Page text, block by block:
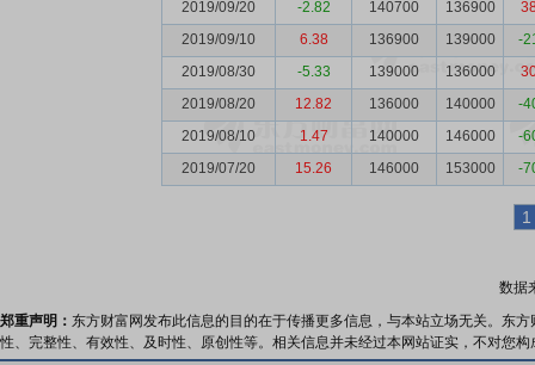
2019/09/20
-2.82 140700 136900
2019/09/10
6.38 136900 139000
-
2019/08/30
-5.33 139000 136000
2019/08/20
12.82 136000 140000
-
2019/08/10
1.47 140000 146000
-
2019/07/20
15.26 146000 153000 -
1
数据
郑重声明： 东方财富网发布此信息的目的在于传播更多信息，与本站立场无关。东
性、完整性、有效性、及时性、原创性等。相关信息并未经过本网站证实，不对您